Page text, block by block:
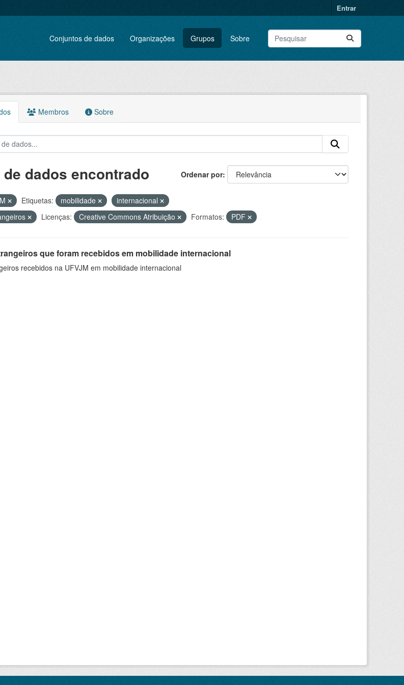
Entrar
Conjuntos de dados Organizações Grupos Sobre
Membros Sobre
Ordenar por
dados encontrado
Etiquetas: mobilidade
internacional
Licenças: Creative Commons Atribuição Formatos: PDF
que foram recebidos em mobilidade internacional
recebidos na UFVJM em mobilidade internacional